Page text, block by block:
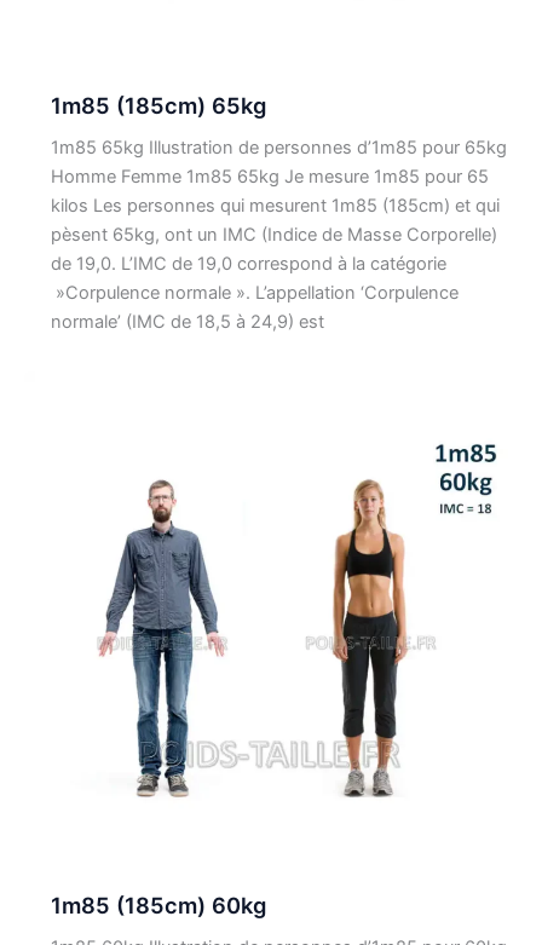
1m85 (185cm) 65kg
1m85 65kg Illustration de personnes d’1m85 pour 65kg
Homme Femme 1m85 65kg Je mesure 1m85 pour 65
kilos Les personnes qui mesurent 1m85 (185cm) et qui
pèsent 65kg, ont un IMC (Indice de Masse Corporelle)
de 19,0. L’IMC de 19,0 correspond à la catégorie
»Corpulence normale ». L’appellation ‘Corpulence
normale’ (IMC de 18,5 à 24,9) est
1m85 (185cm) 60kg